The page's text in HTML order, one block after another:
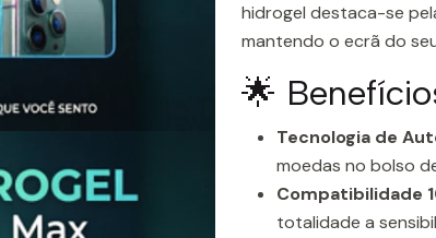
hidrogel destaca-se
mantendo o ecrã do
🌟
Tecnologia de
moedas no bolso
Compatibilidade
totalidade a